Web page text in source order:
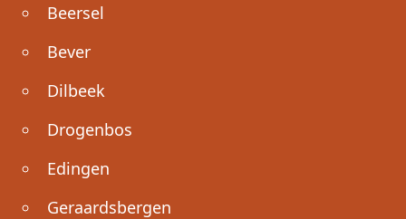
Beersel
Bever
Dilbeek
Drogenbos
Edingen
Geraardsbergen